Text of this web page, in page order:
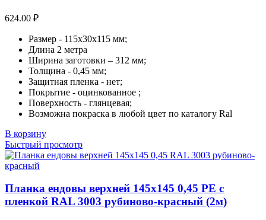
624.00 ₽
Размер - 115х30х115 мм;
Длина 2 метра
Ширина заготовки – 312 мм;
Толщина - 0,45 мм;
Защитная пленка - нет;
Покрытие - оцинкованное ;
Поверхность - глянцевая;
Возможна покраска в любой цвет по каталогу Ral
В корзину
Быстрый просмотр
Планка ендовы верхней 145х145 0,45 PE с
пленкой RAL 3003 рубиново-красный (2м)